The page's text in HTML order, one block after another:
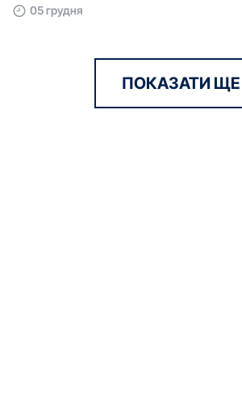
05 грудня
ПОКАЗАТИ ЩЕ